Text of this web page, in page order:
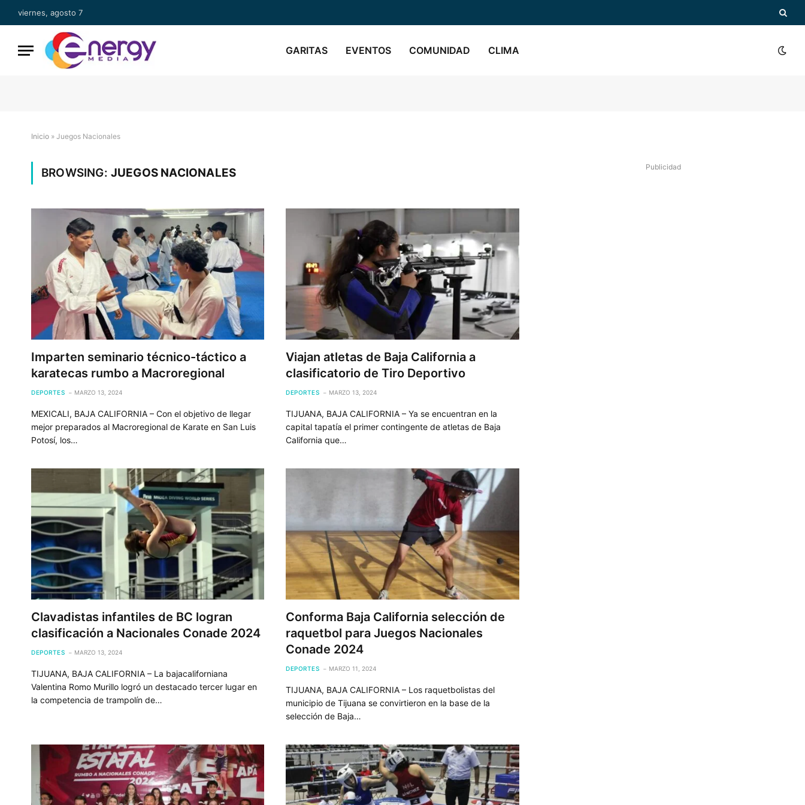
viernes, agosto 7
GARITAS EVENTOS COMUNIDAD CLIMA
Inicio » Juegos Nacionales
BROWSING: JUEGOS NACIONALES
Imparten seminario técnico-táctico a
karatecas rumbo a Macroregional
DEPORTES MARZO 13, 2024
MEXICALI, BAJA CALIFORNIA – Con el objetivo de llegar
mejor preparados al Macroregional de Karate en San Luis
Potosí, los…
Viajan atletas de Baja California a
clasificatorio de Tiro Deportivo
DEPORTES MARZO 13, 2024
TIJUANA, BAJA CALIFORNIA – Ya se encuentran en la
capital tapatía el primer contingente de atletas de Baja
California que…
Clavadistas infantiles de BC logran
clasificación a Nacionales Conade 2024
DEPORTES MARZO 13, 2024
TIJUANA, BAJA CALIFORNIA – La bajacaliforniana
Valentina Romo Murillo logró un destacado tercer lugar en
la competencia de trampolín de…
Conforma Baja California selección de
raquetbol para Juegos Nacionales
Conade 2024
DEPORTES MARZO 11, 2024
TIJUANA, BAJA CALIFORNIA – Los raquetbolistas del
municipio de Tijuana se convirtieron en la base de la
selección de Baja…
Publicidad